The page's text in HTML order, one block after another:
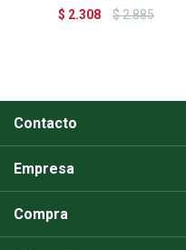
$ 2.308 $2.885
Contacto
Empresa
Compra